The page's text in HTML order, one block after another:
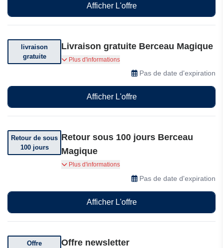
Afficher L'offre
livraison
gratuite
Livraison gratuite Berceau Magique
Livraison offerte dès 60 euros d'achat
Plus d'informations
Pas de date d'expiration
Afficher L'offre
Retour de sous
100 jours
Retour sous 100 jours Berceau
Magique
Vous pouvez retourner votre commande dans
les 100 jours suivant sa réception.
Plus d'informations
Pas de date d'expiration
Afficher L'offre
Offre
Offre newsletter